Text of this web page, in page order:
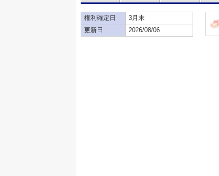
権利確定日
3月末
更新日
2026/08/06